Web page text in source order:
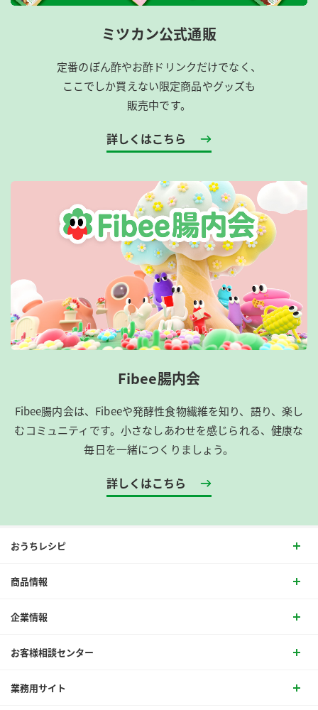
ミツカン公式通販
定番のぽん酢やお酢ドリンクだけでなく、
ここでしか買えない限定商品やグッズも
販売中です。
詳しくはこちら
Fibee腸内会
Fibee腸内会は、​Fibeeや発酵性食物繊維を知り、語り、楽し
むコミュニティです。​小さなしあわせを感じられる、健康な
毎日を一緒につくりましょう。
詳しくはこちら
おうちレシピ
商品情報
企業情報
お客様相談センター
業務用サイト